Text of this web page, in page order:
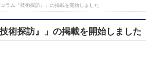
コラム『技術探訪』」の掲載を開始しました
術探訪』」の掲載を開始しました